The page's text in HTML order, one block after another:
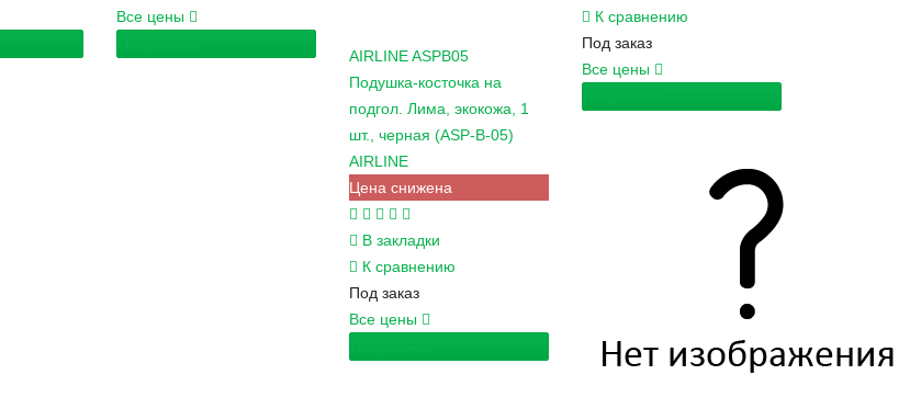
Все цены
AIRLINE ASPB05
Подушка-косточка на
подгол. Лима, экокожа, 1
шт., черная (ASP-B-05)
AIRLINE
Цена снижена
В закладки
К сравнению
Под заказ
Все цены
К сравнению
Под заказ
Все цены